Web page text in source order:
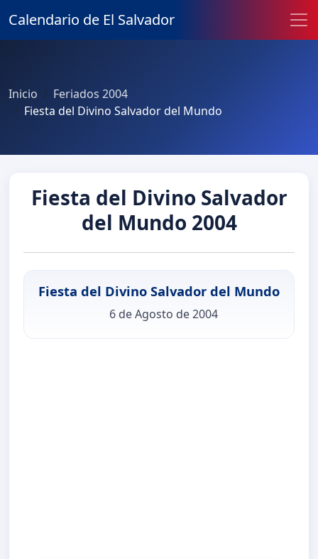
Calendario de El Salvador
Inicio
Feriados 2004
Fiesta del Divino Salvador del Mundo
Fiesta del Divino Salvador
del Mundo 2004
Fiesta del Divino Salvador del Mundo
6 de Agosto de 2004